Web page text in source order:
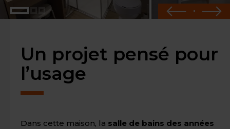
Un projet pensé pour
l’usage
Dans cette maison, la salle de bains des années